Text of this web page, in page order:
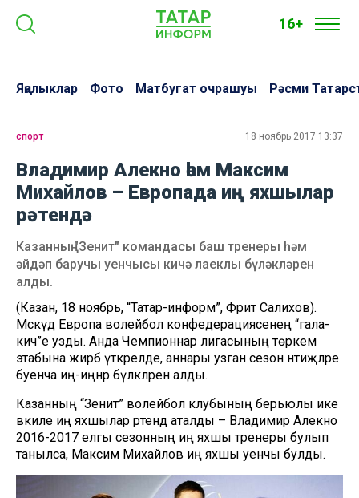
16+
Яңалыклар Фото Матбугат очрашуы Рәсми
спорт 18 ноябрь 2017 13:37
Владимир Алекно һәм Максим
Михайлов – Европада иң яхшылар
рәтендә
Казанның "Зенит" командасы баш тренеры һәм
әйдәп баручы уенчысы кичә лаеклы бүләкләрен
алды.
(Казан, 18 ноябрь, “Татар-информ”, Фәрит Салихов).
Мәскәүдә Европа волейбол конфедерациясенең “гала-
кич”е узды. Анда Чемпионнар лигасының төркем
этабына жирәбә үткәрелде, аннары узган сезон нәтиҗәләре
буенча иң-иңнәр бүләкләрен алды.
Казанның “Зенит” волейбол клубының берьюлы ике
вәкиле иң яхшылар рәтендә аталды – Владимир Алекно
2016-2017 елгы сезонның иң яхшы тренеры булып
танылса, Максим Михайлов иң яхшы уенчы булды.